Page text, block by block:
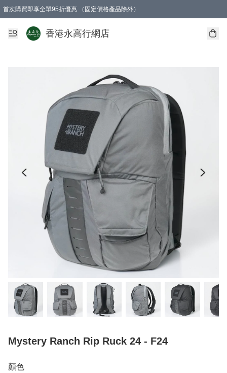
首次購買即享全單95折優惠 （固定價格產品除外）
澳門地區購物滿$800免運費
香港地區購物滿$600免運費
購買滿HK$1000即可免費獲得一個GEARLEX Small Ear Carabiner 2.0 扣環（贈品
香港永高行網店
Mystery Ranch Rip Ruck 24 - F24
顏色